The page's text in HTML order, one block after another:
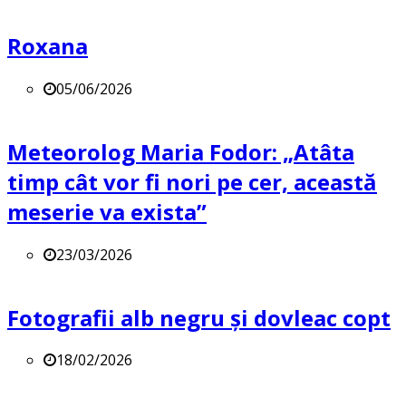
Roxana
05/06/2026
Meteorolog Maria Fodor: „Atâta
timp cât vor fi nori pe cer, această
meserie va exista”
23/03/2026
Fotografii alb negru și dovleac copt
18/02/2026